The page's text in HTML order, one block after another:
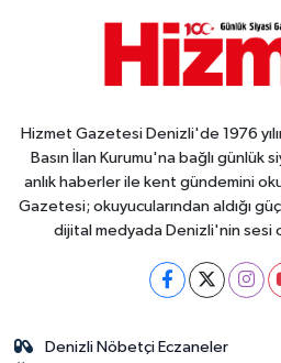
Hizmet Gazetesi Denizli'de 1976
Basın İlan Kurumu'na bağlı
anlık haberler ile kent gündemini
Gazetesi; okuyucularından aldığı
dijital medyada Denizli'nin sesi
Denizli Nöbetçi Eczaneler